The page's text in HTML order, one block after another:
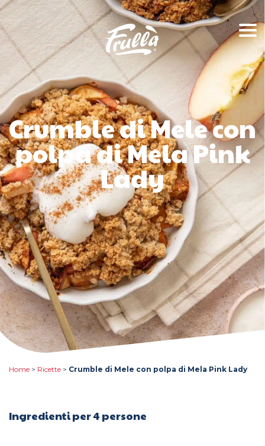
Crumble di Mele con
polpa di Mela Pink
Lady
Home > Ricette > Crumble di Mele con polpa di Mela Pink Lady
Ingredienti per 4 persone